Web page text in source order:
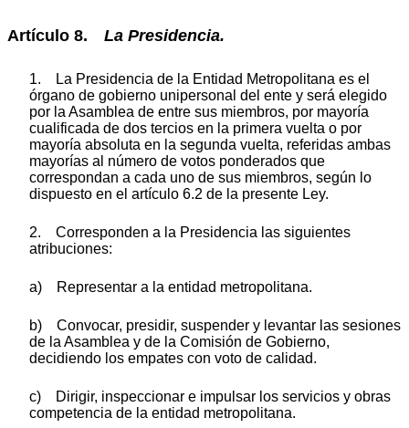
Artículo 8. La Presidencia.
1. La Presidencia de la Entidad Metropolitana es el
órgano de gobierno unipersonal del ente y será elegido
por la Asamblea de entre sus miembros, por mayoría
cualificada de dos tercios en la primera vuelta o por
mayoría absoluta en la segunda vuelta, referidas ambas
mayorías al número de votos ponderados que
correspondan a cada uno de sus miembros, según lo
dispuesto en el artículo 6.2 de la presente Ley.
2. Corresponden a la Presidencia las siguientes
atribuciones:
a) Representar a la entidad metropolitana.
b) Convocar, presidir, suspender y levantar las sesiones
de la Asamblea y de la Comisión de Gobierno,
decidiendo los empates con voto de calidad.
c) Dirigir, inspeccionar e impulsar los servicios y obras
competencia de la entidad metropolitana.